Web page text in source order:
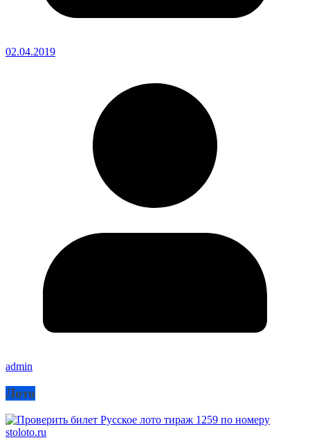
02.04.2019
admin
Лото